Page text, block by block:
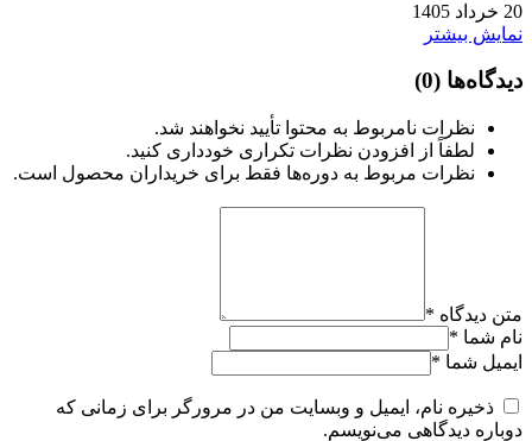
20 خرداد 1405
نمایش بیشتر
دیدگاه‌ها (0)
نظرات نامربوط به محتوا تأیید نخواهند شد.
لطفاً از افزودن نظرات تکراری خودداری کنید.
نظرات مربوط به دوره‌ها فقط برای خریداران محصول است.
متن دیدگاه *
نام شما *
ایمیل شما *
ذخیره نام، ایمیل و وبسایت من در مرورگر برای زمانی که
دوباره دیدگاهی می‌نویسم.